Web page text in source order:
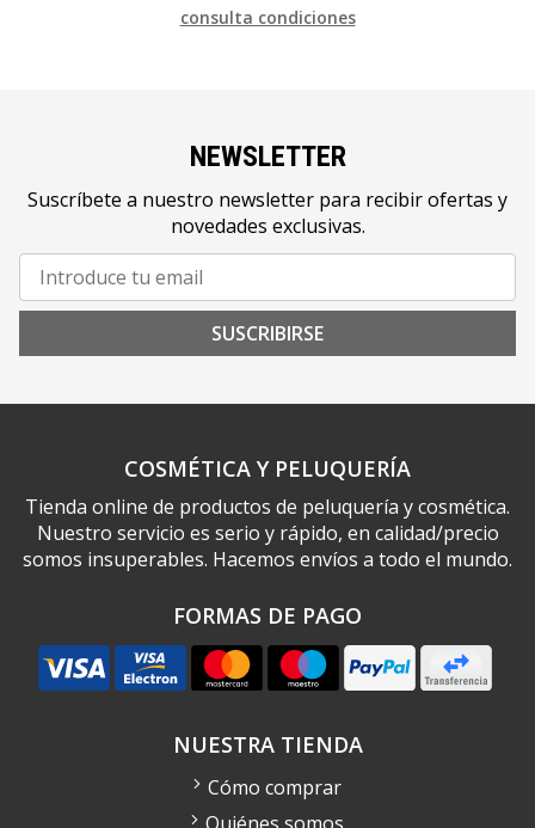
consulta condiciones
NEWSLETTER
Suscríbete a nuestro newsletter para recibir ofertas y
novedades exclusivas.
SUSCRIBIRSE
COSMÉTICA Y PELUQUERÍA
Tienda online de productos de peluquería y cosmética.
Nuestro servicio es serio y rápido, en calidad/precio
somos insuperables. Hacemos envíos a todo el mundo.
FORMAS DE PAGO
NUESTRA TIENDA
Cómo comprar